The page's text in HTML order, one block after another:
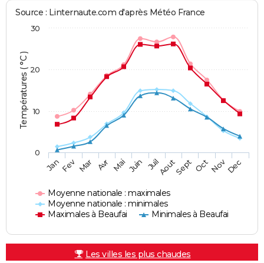
Températures ( °C )
Source : Linternaute.com d'après Météo France
Moyenne nationale : maximales
Moyenne nationale : minimales
Maximales à Beaufai
Minimales à Beaufai
JanFev Mar Avr Mai Juin JuilAoutSept OctNovDec
0
10
20
30
Les villes les plus chaudes